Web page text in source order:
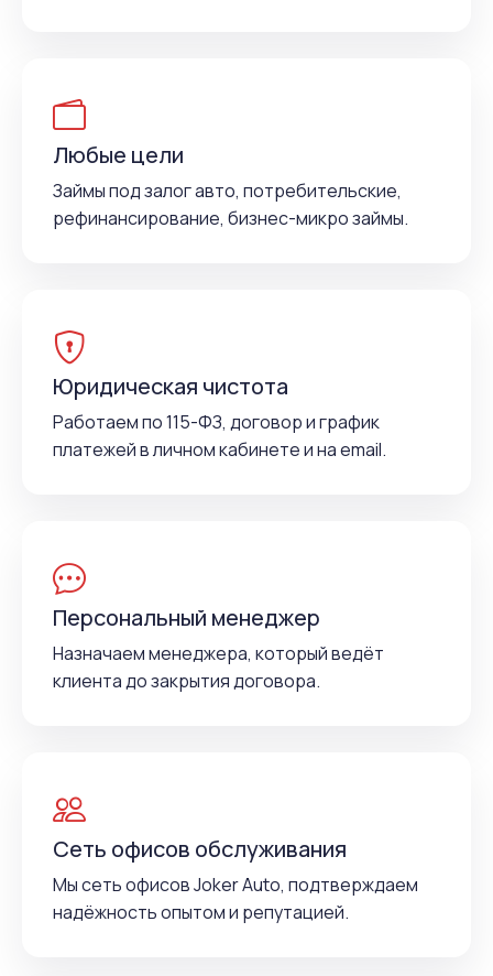
Любые цели
Займы под залог авто, потребительские,
рефинансирование, бизнес-микро займы.
Юридическая чистота
Работаем по 115-ФЗ, договор и график
платежей в личном кабинете и на email.
Персональный менеджер
Назначаем менеджера, который ведёт
клиента до закрытия договора.
Сеть офисов обслуживания
Мы сеть офисов Joker Auto, подтверждаем
надёжность опытом и репутацией.